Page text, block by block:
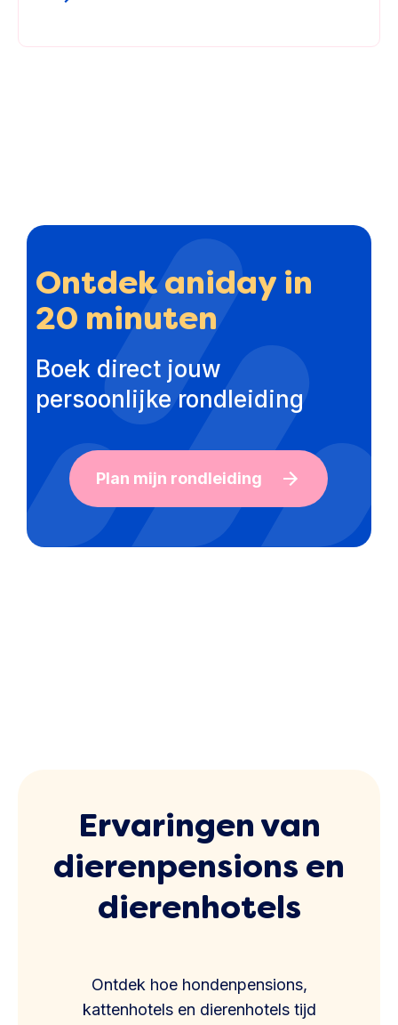
Ontdek aniday in
20 minuten
Boek direct jouw
persoonlijke rondleiding
Plan mijn rondleiding
Ervaringen van
dierenpensions en
dierenhotels
Ontdek hoe hondenpensions,
kattenhotels en dierenhotels tijd